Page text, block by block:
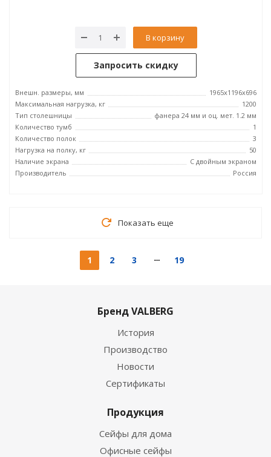
В корзину
Запросить скидку
Внешн. размеры, мм
1965x1196x696
Максимальная нагрузка, кг
1200
Тип столешницы
фанера 24 мм и оц. мет. 1.2 мм
Количество тумб
1
Количество полок
3
Нагрузка на полку, кг
50
Наличие экрана
С двойным экраном
Производитель
Россия
Показать еще
1 2 3 19
Бренд VALBERG
История
Производство
Новости
Сертификаты
Продукция
Сейфы для дома
Офисные сейфы